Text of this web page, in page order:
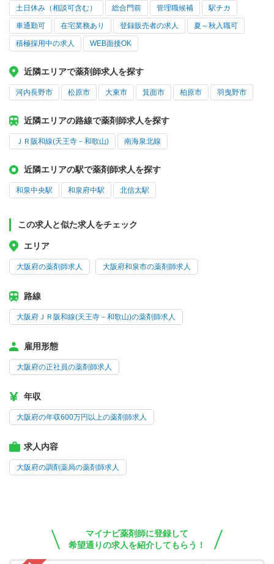
土日休み（相談可含む） 総合門前 管理職候補 駅チカ
車通勤可 在宅業務あり 登録販売者の求人 夏～秋入職可
積極採用中の求人 WEB面接OK
近隣エリアで薬剤師求人を探す
河内長野市 松原市 大東市 箕面市 柏原市 羽曳野市
近隣エリアの路線で薬剤師求人を探す
ＪＲ阪和線(天王寺－和歌山) 南海泉北線
近隣エリアの駅で薬剤師求人を探す
和泉中央駅 和泉府中駅 北信太駅
この求人と似た求人をチェック
エリア
大阪府の薬剤師求人 大阪府和泉市の薬剤師求人
路線
大阪府ＪＲ阪和線(天王寺－和歌山)の薬剤師求人
雇用形態
大阪府の正社員の薬剤師求人
年収
大阪府の年収600万円以上の薬剤師求人
求人内容
大阪府の調剤薬局の薬剤師求人
マイナビ薬剤師に登録して
希望通りの求人を紹介してもらう！